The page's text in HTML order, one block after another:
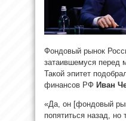
Фондовый рынок
затаившемуся перед
Такой эпитет
финансов РФ Иван
«Да, он [фондовый
попятиться назад, но